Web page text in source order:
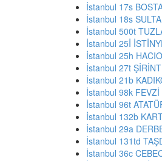
İstanbul 17s
İstanbul 18s
İstanbul 500t
İstanbul 25İ
İstanbul 25h
İstanbul 27t
İstanbul 21b
İstanbul 98k
İstanbul 96t
İstanbul 132b
İstanbul 29a
İstanbul 131td
İstanbul 36c